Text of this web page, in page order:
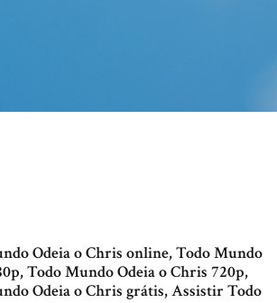
Odeia o Chris online, Todo Mundo
Todo Mundo Odeia o Chris 720p,
Odeia o Chris grátis, Assistir Todo